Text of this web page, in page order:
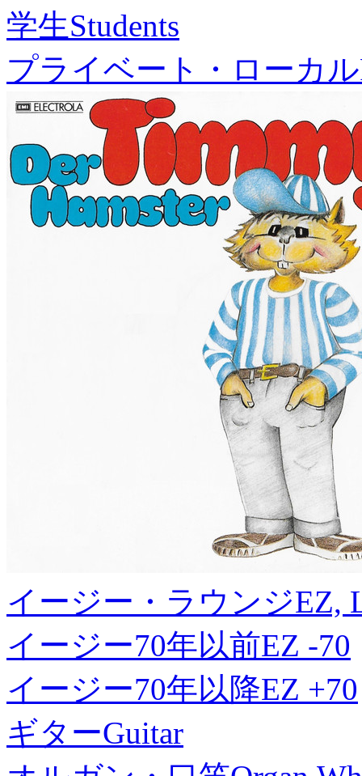
学生Students
プライベート・ローカル
イージー・ラウンジEZ,
イージー70年以前EZ -70
イージー70年以降EZ +70
ギターGuitar